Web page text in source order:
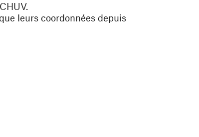
leurs coordonnées depuis